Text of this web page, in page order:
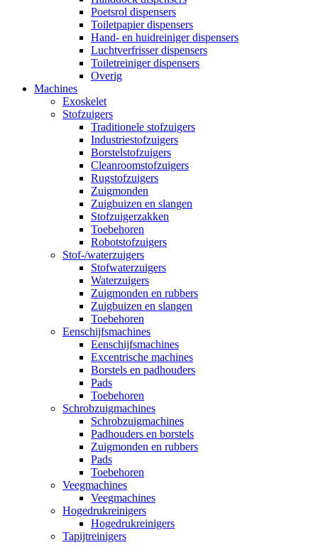
Poetsrol dispensers
Toiletpapier dispensers
Hand- en huidreiniger dispensers
Luchtverfrisser dispensers
Toiletreiniger dispensers
Overig
Machines
Exoskelet
Stofzuigers
Traditionele stofzuigers
Industriestofzuigers
Borstelstofzuigers
Cleanroomstofzuigers
Rugstofzuigers
Zuigmonden
Zuigbuizen en slangen
Stofzuigerzakken
Toebehoren
Robotstofzuigers
Stof-/waterzuigers
Stofwaterzuigers
Waterzuigers
Zuigmonden en rubbers
Zuigbuizen en slangen
Toebehoren
Eenschijfsmachines
Eenschijfsmachines
Excentrische machines
Borstels en padhouders
Pads
Toebehoren
Schrobzuigmachines
Schrobzuigmachines
Padhouders en borstels
Zuigmonden en rubbers
Pads
Toebehoren
Veegmachines
Veegmachines
Hogedrukreinigers
Hogedrukreinigers
Tapijtreinigers